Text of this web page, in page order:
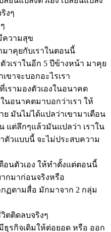
งๆ
ความสุข
มาคุยกับเราในตอนนี้
วเราในอีก 5 ปีข้างหน้า มาคุย
ขาจะบอกอะไรเรา
รามองตัวเองในอนาคต
ในอนาคตมาบอกว่าเรา ให้
ย มันไม่ได้แปลว่าเขามาเตือน
แต่ลึกๆแล้วมันแปลว่า เราใน
ตัวแบบนี้ จะไม่ประสบความ
อนตัวเอง ให้ทำตั้งแต่ตอนนี้
กมาก่อนจริงหรือ
ฏตามสื่อ มักมาจาก 2 กลุ่ม
ตติดลบจริงๆ
ธุรกิจเดิมให้ต่อยอด หรือ ออก